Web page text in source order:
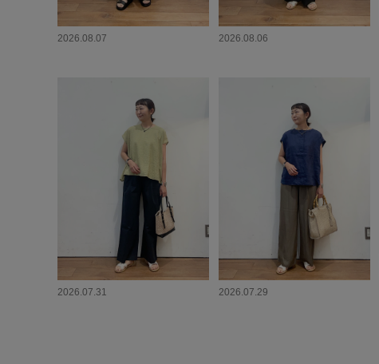
2026.08.07 2026.08.06
2026.07.31 2026.07.29